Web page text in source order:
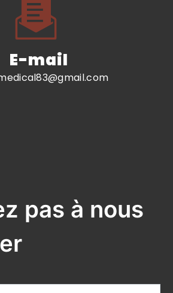
E-mail
pas à nous